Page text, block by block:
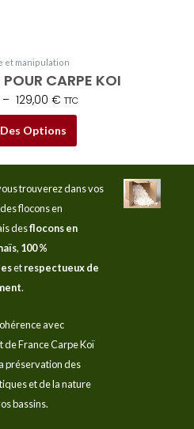
et manipulation
CARPE KOI
– 129,00 € TTC
Options
trouverez dans vos
flocons en
desflocons en
, 100 %
etrespectueux de
.
avec
de France Carpe Koï
préservation des
et de la nature
bassins.